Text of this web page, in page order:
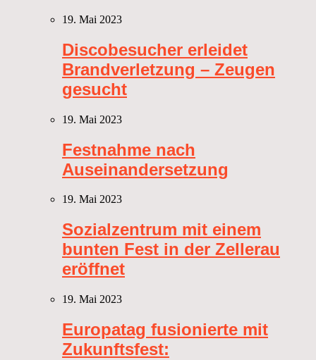
19. Mai 2023
Discobesucher erleidet
Brandverletzung – Zeugen
gesucht
19. Mai 2023
Festnahme nach
Auseinandersetzung
19. Mai 2023
Sozialzentrum mit einem
bunten Fest in der Zellerau
eröffnet
19. Mai 2023
Europatag fusionierte mit
Zukunftsfest: